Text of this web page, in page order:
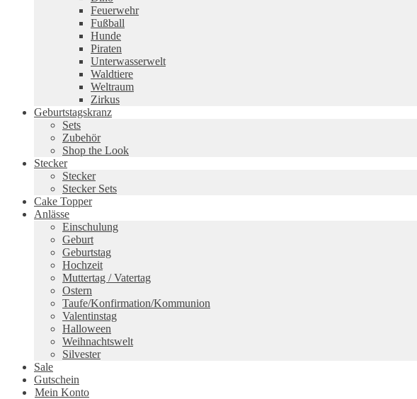
Feuerwehr
Fußball
Hunde
Piraten
Unterwasserwelt
Waldtiere
Weltraum
Zirkus
Geburtstagskranz
Sets
Zubehör
Shop the Look
Stecker
Stecker
Stecker Sets
Cake Topper
Anlässe
Einschulung
Geburt
Geburtstag
Hochzeit
Muttertag / Vatertag
Ostern
Taufe/Konfirmation/Kommunion
Valentinstag
Halloween
Weihnachtswelt
Silvester
Sale
Gutschein
Mein Konto